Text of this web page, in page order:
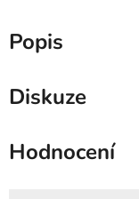
Popis
Diskuze
Hodnocení